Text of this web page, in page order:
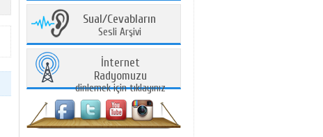
Sual/Cevabların
Sesli Arşivi
İnternet
Radyomuzu
dinlemek için tıklayınız